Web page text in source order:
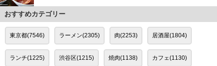
おすすめカテゴリー
東京都(7546) ラーメン(2305) 肉(2253) 居酒屋(1804)
ランチ(1225) 渋谷区(1215) 焼肉(1138) カフェ(1130)